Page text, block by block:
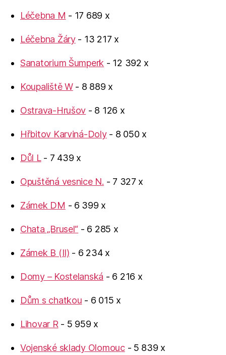
Léčebna M - 17 689 x
Léčebna Žáry- 13 217 x
Sanatorium Šumperk - 12 392 x
Koupaliště W- 8 889 x
Ostrava-Hrušov - 8 126 x
Hřbitov Karviná-Doly- 8 050 x
Důl L- 7 439 x
Opuštěná vesnice N. - 7 327 x
Zámek DM - 6 399 x
Chata „Brusel“ - 6 285 x
Zámek B (II) - 6 234 x
Domy – Kostelanská - 6 216 x
Dům s chatkou - 6 015 x
Lihovar R - 5 959 x
Vojenské sklady Olomouc- 5 839 x